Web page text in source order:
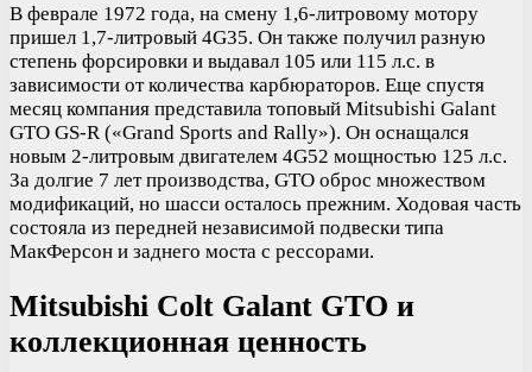
В феврале 1972 года, на смену 1,6-литровому мотору
пришел 1,7-литровый 4G35. Он также получил разную
степень форсировки и выдавал 105 или 115 л.с. в
зависимости от количества карбюраторов. Еще спустя
месяц компания представила топовый Mitsubishi Galant
GTO GS-R («Grand Sports and Rally»). Он оснащался
новым 2-литровым двигателем 4G52 мощностью 125 л.с.
За долгие 7 лет производства, GTO оброс множеством
модификаций, но шасси осталось прежним. Ходовая часть
состояла из передней независимой подвески типа
МакФерсон и заднего моста с рессорами.
Mitsubishi Colt Galant GTO и
коллекционная ценность